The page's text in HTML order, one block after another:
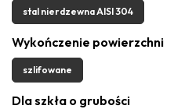
stal nierdzewna AISI 304
Wykończenie powierzchni
szlifowane
Dla szkła o grubości